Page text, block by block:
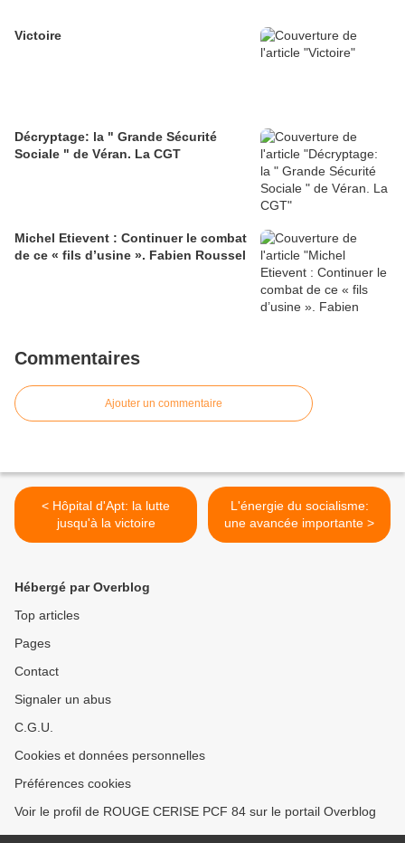
Victoire
Décryptage: la " Grande Sécurité
Sociale " de Véran. La CGT
Michel Etievent : Continuer le combat
de ce « fils d’usine ». Fabien Roussel
Commentaires
Ajouter un commentaire
< Hôpital d'Apt: la lutte
jusqu'à la victoire
L'énergie du socialisme:
une avancée importante >
Hébergé par Overblog
Top articles
Pages
Contact
Signaler un abus
C.G.U.
Cookies et données personnelles
Préférences cookies
Voir le profil de ROUGE CERISE PCF 84 sur le portail Overblog